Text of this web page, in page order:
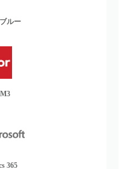
ルー
365